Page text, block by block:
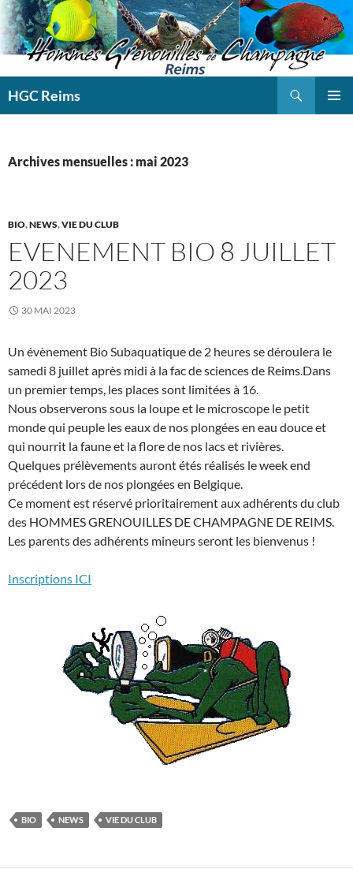
Aller
au
contenu
HGC Reims
Archives mensuelles : mai 2023
BIO,NEWS,VIE DU CLUB
EVENEMENT BIO 8 JUILLET
2023
30 MAI 2023
Un évènement Bio Subaquatique de 2 heures se déroulera le
samedi 8 juillet après midi à la fac de sciences de Reims.Dans
un premier temps, les places sont limitées à 16.
Nous observerons sous la loupe et le microscope le petit
monde qui peuple les eaux de nos plongées en eau douce et
qui nourrit la faune et la flore de nos lacs et rivières.
Quelques prélèvements auront étés réalisés le week end
précédent lors de nos plongées en Belgique.
Ce moment est réservé prioritairement aux adhérents du club
des HOMMES GRENOUILLES DE CHAMPAGNE DE REIMS.
Les parents des adhérents mineurs seront les bienvenus !
Inscriptions ICI
BIO NEWS VIE DU CLUB